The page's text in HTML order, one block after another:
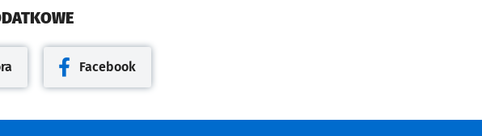
Otwiera się w nowej karcie
Facebook